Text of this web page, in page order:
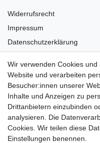
Widerrufsrecht
Impressum
Datenschutzerklärung
Versandkosten
Barrierefreiheit
Anleitungen
Vertrag widerrufen
PARTNER
Wir verwenden Cookies
Website und verarbeiten
Besucher:innen unserer
Inhalte und Anzeigen zu
Drittanbietern einzubinden
analysieren. Die
Cookies. Wir teilen diese
Einstellungen benennen.